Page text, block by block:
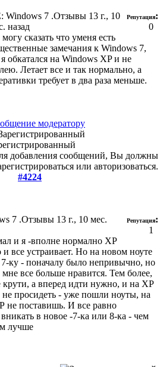
Windows 7 .Отзывы 13 г., 10
назад
Репутация:
0
сказать что уменя есть
замечания к Windows 7,
обкатался на Windows XP и не
Летает все и так нормально, а
требует в два раза меньше.
модератору
добавления сообщений, Вы должны
или авторизоваться.
#4224
7 .Отзывы 13 г., 10 мес.
Репутация:
1
и я -вполне нормално ХР
все устраивает. Но на новом ноуте
7-ку - поначалу было непривычно, но
мне все больше нравится. Тем более,
крути, а вперед идти нужно, и на ХР
просидеть - уже пошли ноуты, на
не поставишь. И все равно
в новое -7-ка или 8-ка - чем
лучше